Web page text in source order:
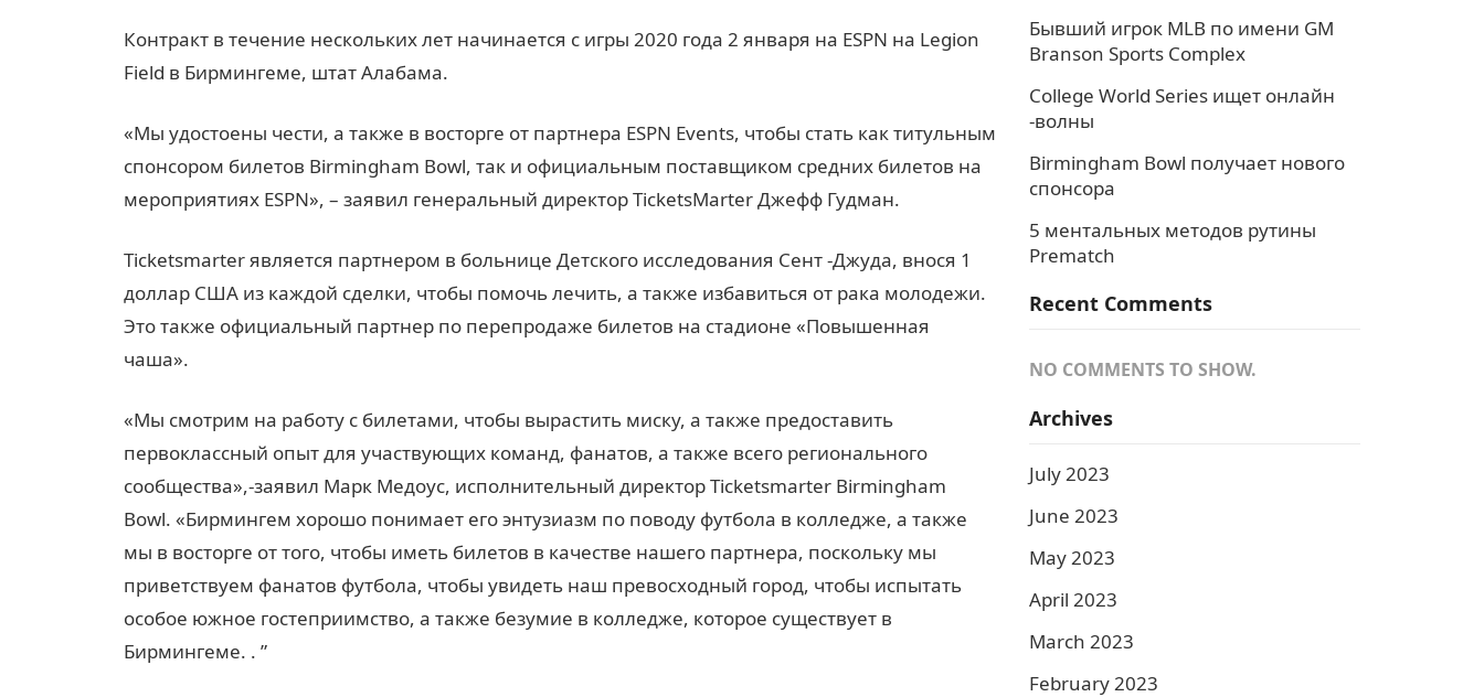
Контракт в течение нескольких лет начинается с игры 2020 года 2 января на ESPN на Legion
Field в Бирмингеме, штат Алабама.
«Мы удостоены чести, а также в восторге от партнера ESPN Events, чтобы стать как титульным
спонсором билетов Birmingham Bowl, так и официальным поставщиком средних билетов на
мероприятиях ESPN», – заявил генеральный директор TicketsMarter Джефф Гудман.
Ticketsmarter является партнером в больнице Детского исследования Сент -Джуда, внося 1
доллар США из каждой сделки, чтобы помочь лечить, а также избавиться от рака молодежи.
Это также официальный партнер по перепродаже билетов на стадионе «Повышенная
чаша».
«Мы смотрим на работу с билетами, чтобы вырастить миску, а также предоставить
первоклассный опыт для участвующих команд, фанатов, а также всего регионального
сообщества»,-заявил Марк Медоус, исполнительный директор Ticketsmarter Birmingham
Bowl. «Бирмингем хорошо понимает его энтузиазм по поводу футбола в колледже, а также
мы в восторге от того, чтобы иметь билетов в качестве нашего партнера, поскольку мы
приветствуем фанатов футбола, чтобы увидеть наш превосходный город, чтобы испытать
особое южное гостеприимство, а также безумие в колледже, которое существует в
Бирмингеме. . ”
Бывший игрок MLB по имени GM
Branson Sports Complex
College World Series ищет онлайн
-волны
Birmingham Bowl получает нового
спонсора
5 ментальных методов рутины
Prematch
Recent Comments
NO COMMENTS TO SHOW.
Archives
July 2023
June 2023
May 2023
April 2023
March 2023
February 2023